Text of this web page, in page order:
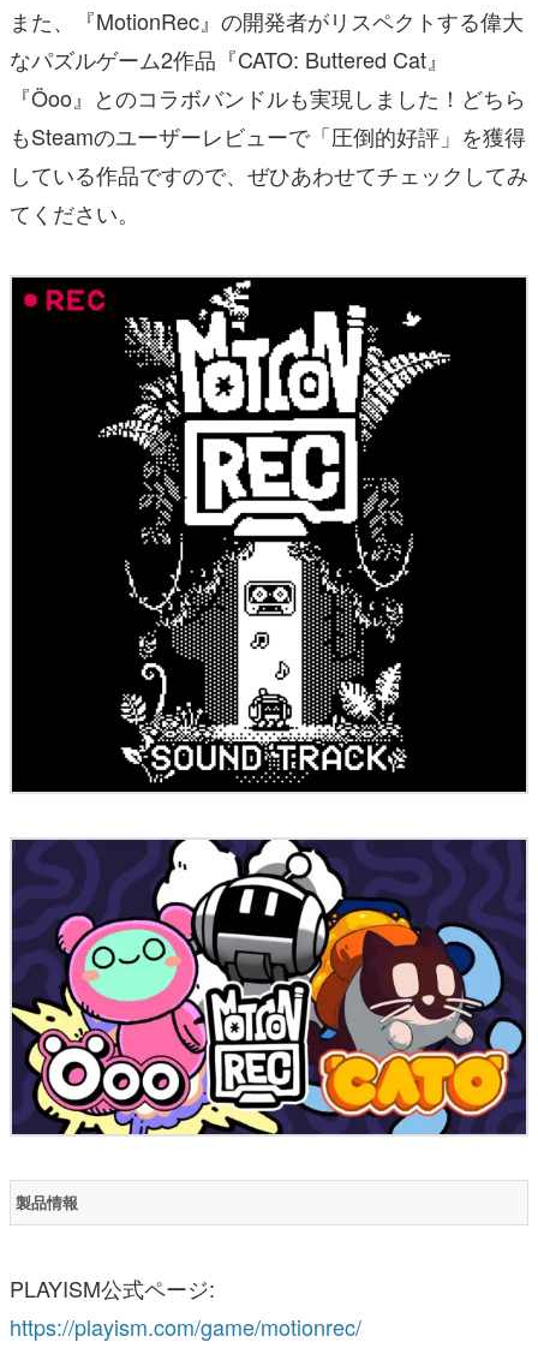
また、『MotionRec』の開発者がリスペクトする偉大
なパズルゲーム2作品『CATO: Buttered Cat』
『Öoo』とのコラボバンドルも実現しました！どちら
もSteamのユーザーレビューで「圧倒的好評」を獲得
している作品ですので、ぜひあわせてチェックしてみ
てください。
製品情報
PLAYISM公式ページ:
https://playism.com/game/motionrec/